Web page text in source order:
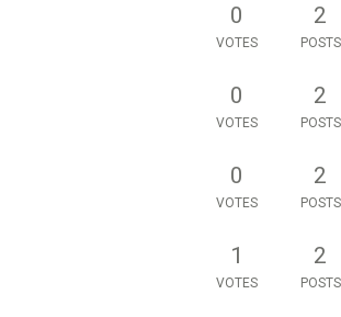
0
VOTES
2
POSTS
0
VOTES
2
POSTS
0
VOTES
2
POSTS
1
VOTES
2
POSTS